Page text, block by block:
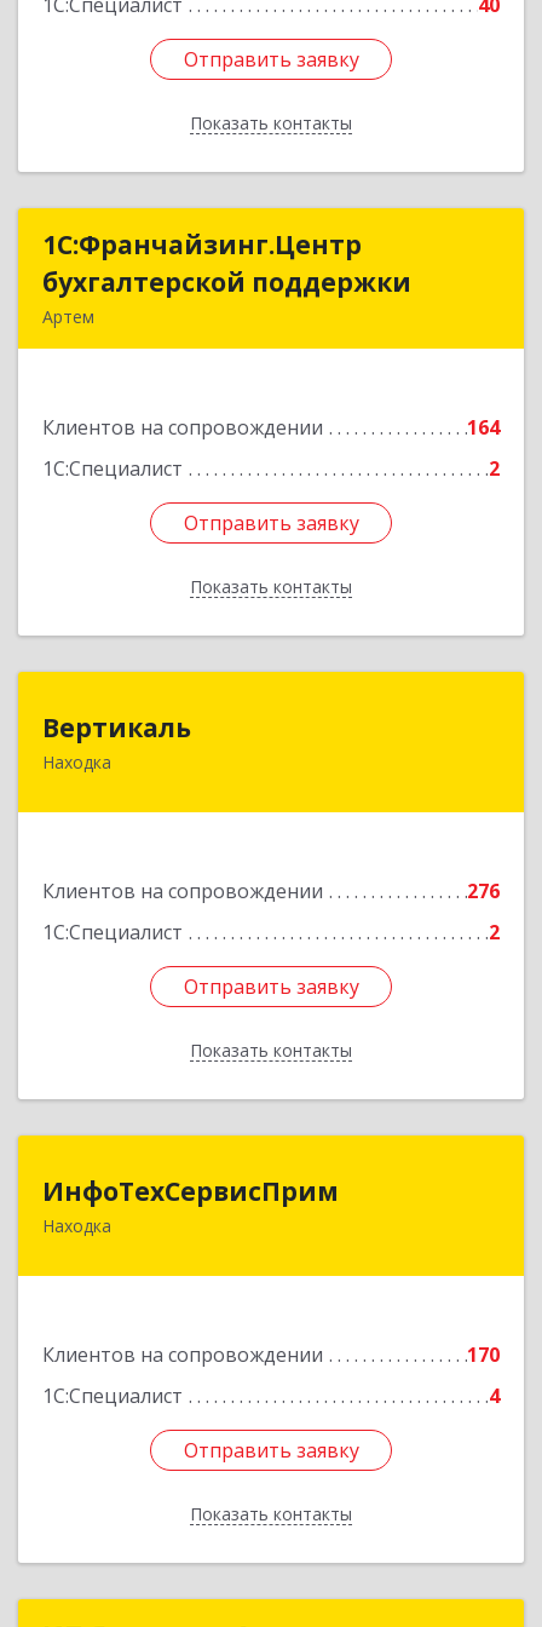
Отправить заявку
Показать контакты
Отправить заявку
Назад
1С:Франчайзинг.Центр
бухгалтерской поддержки
Артем
Клиентов на сопровождении
164
1С:Специалист
2
Отправить заявку
Показать контакты
1С:Франчайзинг.Центр
бухгалтерской поддержки
Подробнее
Отправить заявку
Назад
Вертикаль
Находка
Клиентов на сопровождении
276
1С:Специалист
2
Отправить заявку
Показать контакты
Отправить заявку
Назад
ИнфоТехСервисПрим
Находка
Клиентов на сопровождении
170
1С:Специалист
4
Отправить заявку
Показать контакты
Отправить заявку
Назад